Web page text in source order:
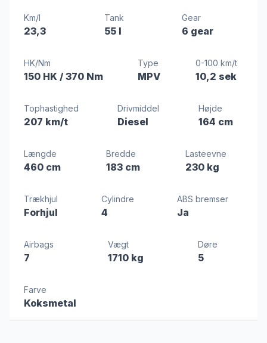
Km/l
23,3
Tank
55 l
Gear
6 gear
HK/Nm
150 HK / 370 Nm
Type
MPV
0-100 km/t
10,2 sek
Tophastighed
207 km/t
Drivmiddel
Diesel
Højde
164 cm
Længde
460 cm
Bredde
183 cm
Lasteevne
230 kg
Trækhjul
Forhjul
Cylindre
4
ABS bremser
Ja
Airbags
7
Vægt
1710 kg
Døre
5
Farve
Koksmetal